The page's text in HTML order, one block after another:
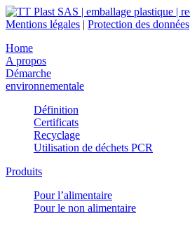
Mentions légales | Protection des données
Home
A propos
Démarche
environnementale
Définition
Certificats
Recyclage
Utilisation de déchets PCR
Produits
Pour l’alimentaire
Pour le non alimentaire